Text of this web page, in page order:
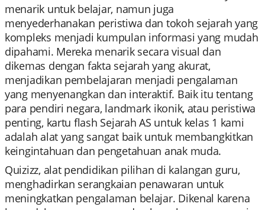
menarik untuk belajar, namun juga
menyederhanakan peristiwa dan tokoh sejarah yang
kompleks menjadi kumpulan informasi yang mudah
dipahami. Mereka menarik secara visual dan
dikemas dengan fakta sejarah yang akurat,
menjadikan pembelajaran menjadi pengalaman
yang menyenangkan dan interaktif. Baik itu tentang
para pendiri negara, landmark ikonik, atau peristiwa
penting, kartu flash Sejarah AS untuk kelas 1 kami
adalah alat yang sangat baik untuk membangkitkan
keingintahuan dan pengetahuan anak muda.
Quizizz, alat pendidikan pilihan di kalangan guru,
menghadirkan serangkaian penawaran untuk
meningkatkan pengalaman belajar. Dikenal karena